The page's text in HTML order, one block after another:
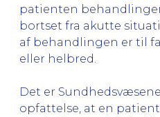
patienten
bortset fra akutte
af behandlingen er til
eller helbred.
Det er
opfattelse, at en